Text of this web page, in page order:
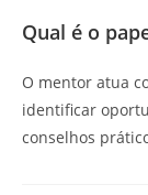
Qual é o
O mentor atua
identificar
conselhos